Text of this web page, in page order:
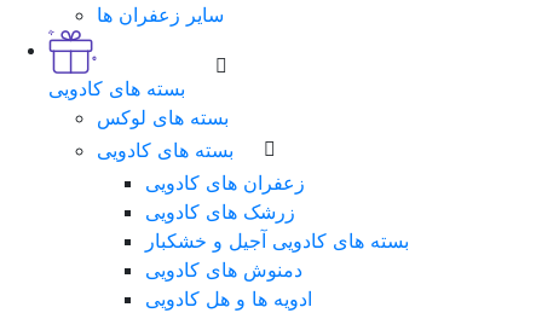
سایر زعفران ها
بسته های کادویی
بسته های لوکس
بسته های کادویی
زعفران های کادویی
زرشک های کادویی
بسته های کادویی آجیل و خشکبار
دمنوش های کادویی
ادویه ها و هل کادویی